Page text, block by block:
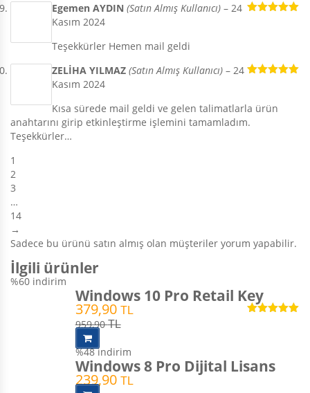
Egemen AYDIN (Satın Almış Kullanıcı) – 24
Kasım 2024
Teşekkürler Hemen mail geldi
ZELİHA YILMAZ (Satın Almış Kullanıcı) – 24
Kasım 2024
Kısa sürede mail geldi ve gelen talimatlarla ürün
anahtarını girip etkinleştirme işlemini tamamladım.
Teşekkürler…
1
2
3
…
14
→
Sadece bu ürünü satın almış olan müşteriler yorum yapabilir.
İlgili ürünler
%60 indirim
Windows 10 Pro Retail Key
379,90 TL
959,90TL
%48indirim
Windows 8 Pro Dijital Lisans
239,90 TL